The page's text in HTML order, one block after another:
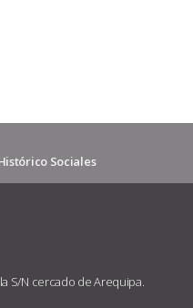
Sociales
S/N cercado de Arequipa.